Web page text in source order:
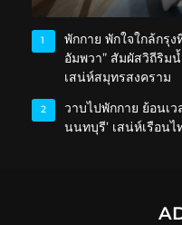
1
พักกาย พักใจใกล้กรุ
อัมพวา” สัมผัสวิถีริม
เสน่ห์สมุทรสงคราม
2
วาบไปพักกาย ย้อนเ
นนทบุรี’ เสน่ห์เรือน